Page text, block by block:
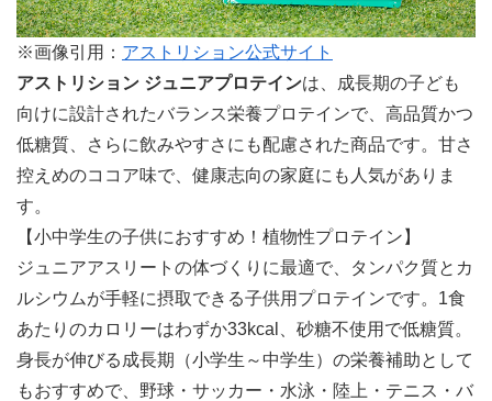
※画像引用： アストリション公式サイト
アストリション ジュニアプロテインは、成長期の子ども
向けに設計されたバランス栄養プロテインで、高品質かつ
低糖質、さらに飲みやすさにも配慮された商品です。甘さ
控えめのココア味で、健康志向の家庭にも人気がありま
す。
【小中学生の子供におすすめ！植物性プロテイン】
ジュニアアスリートの体づくりに最適で、タンパク質とカ
ルシウムが手軽に摂取できる子供用プロテインです。1食
あたりのカロリーはわずか33kcal、砂糖不使用で低糖質。
身長が伸びる成長期（小学生～中学生）の栄養補助として
もおすすめで、野球・サッカー・水泳・陸上・テニス・バ